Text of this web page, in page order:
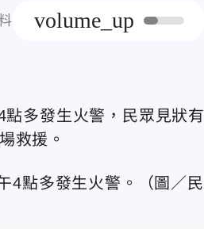
volume_up
多發生火警，民眾見狀有
救援。